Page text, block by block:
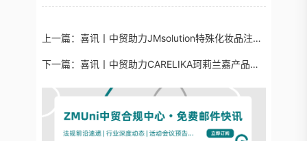
上一篇： 喜讯丨中贸助力JMsolution特殊化妆品注册证获批！
下一篇： 喜讯丨中贸助力CARELIKA珂莉兰嘉产品顺利通过进口化妆品备案